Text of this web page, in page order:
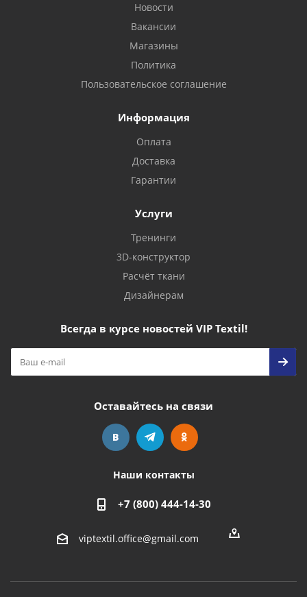
Новости
Вакансии
Магазины
Политика
Пользовательское соглашение
Информация
Оплата
Доставка
Гарантии
Услуги
Тренинги
3D-конструктор
Расчёт ткани
Дизайнерам
Всегда в курсе новостей VIP Textil!
Оставайтесь на связи
Наши контакты
+7 (800) 444-14-30
viptextil.office@gmail.com